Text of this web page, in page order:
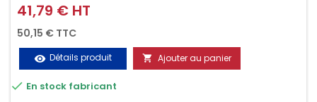
crochet en 2 parties (4.5M + 0.5M / 500daN), simple et rapide
d'utilisation. Permet d'arrimer et de sécuriser vos
chargements pendant le transport. Matière polyester très
résistante aux UV et aux variations de températures,
n'absorbe pas l'eau.
Prix
41,79 € HT
50,15 € TTC
visibility Détails produit  Ajouter au panier
 En stock fabricant